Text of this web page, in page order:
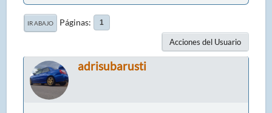
IR ABAJO Páginas 1
Acciones del Usuario
adrisubarusti